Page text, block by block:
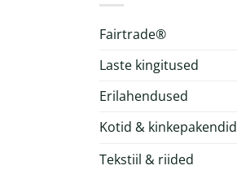
Fairtrade®
Laste kingitused
Erilahendused
Kotid & kinkepakendid
Tekstiil & riided